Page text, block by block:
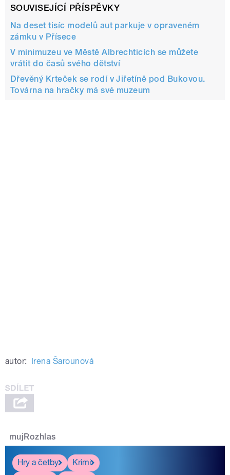
SOUVISEJÍCÍ PŘÍSPĚVKY
Na deset tisíc modelů aut parkuje v opraveném
zámku v Přísece
V minimuzeu ve Městě Albrechticích se můžete
vrátit do časů svého dětství
Dřevěný Krteček se rodí v Jiřetíně pod Bukovou.
Továrna na hračky má své muzeum
autor: Irena Šarounová
mujRozhlas
Hry a četby
Krimi